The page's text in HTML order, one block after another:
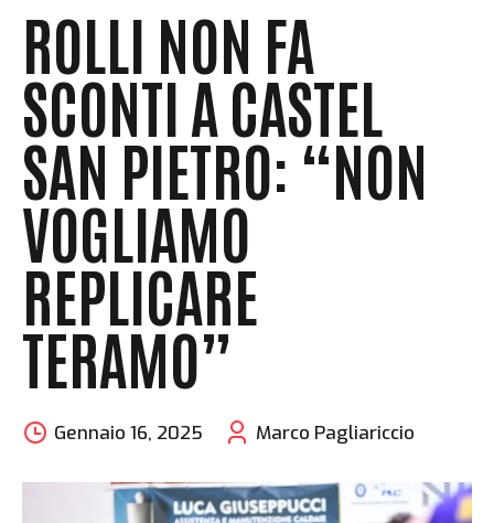
ROLLI NON FA
SCONTI A CASTEL
SAN PIETRO: “NON
VOGLIAMO
REPLICARE
TERAMO”
Gennaio 16, 2025 Marco Pagliariccio